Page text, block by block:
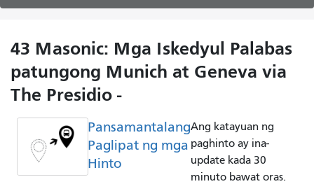
43 Masonic: Mga Iskedyul Palabas
patungong Munich at Geneva via
The Presidio -
Pansamantalang
Paglipat ng mga
Hinto
Ang katayuan ng
paghinto ay ina-
update kada 30
minuto bawat oras.